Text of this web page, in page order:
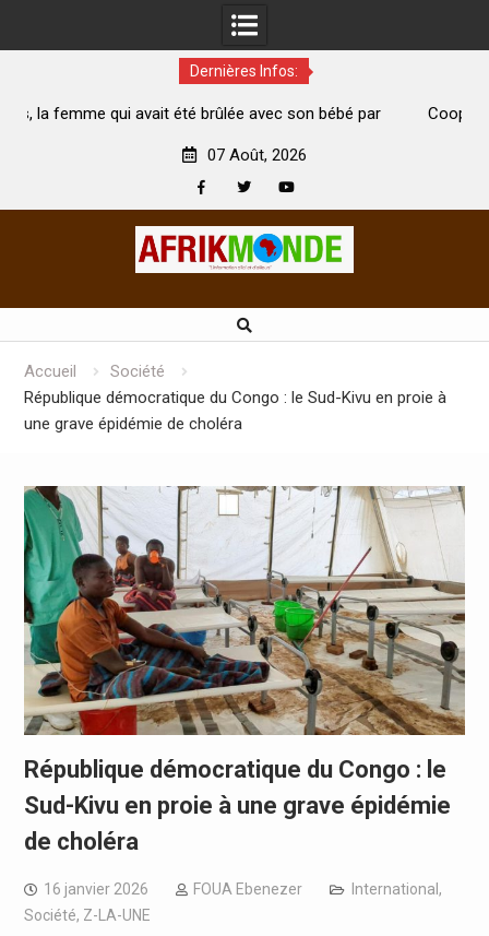
Dernières Infos:
avec son bébé par
Coopération: Le ministre Indien Kirti
07 Août, 2026
Accueil
Société
République démocratique du Congo : le Sud-Kivu en proie à
une grave épidémie de choléra
République démocratique du Congo : le
Sud-Kivu en proie à une grave épidémie
de choléra
16 janvier 2026 FOUA Ebenezer International ,
Société, Z-LA-UNE